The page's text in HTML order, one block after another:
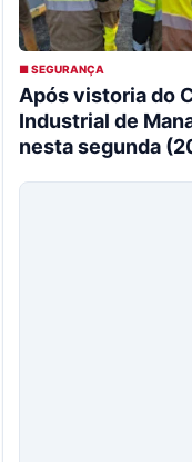
■ SEGURANÇA
Após vistoria do
Industrial de
nesta segunda